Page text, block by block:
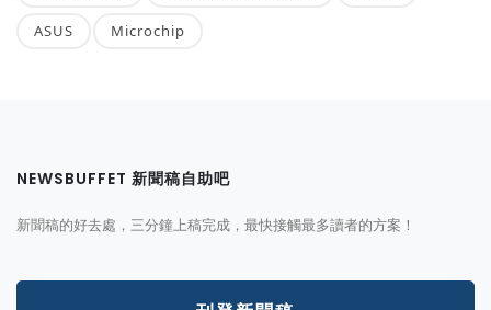
ASUS Microchip
NEWSBUFFET 新聞稿自助吧
新聞稿的好去處，三分鐘上稿完成，最快接觸最多讀者的方案！